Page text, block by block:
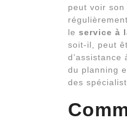
peut voir
le service à
soit-il, peut
du planning
des